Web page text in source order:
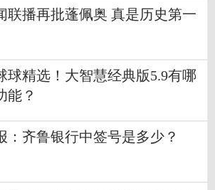
联播再批蓬佩奥 真是历史第一
球精选！大智慧经典版5.9有哪
能？
：齐鲁银行中签号是多少？